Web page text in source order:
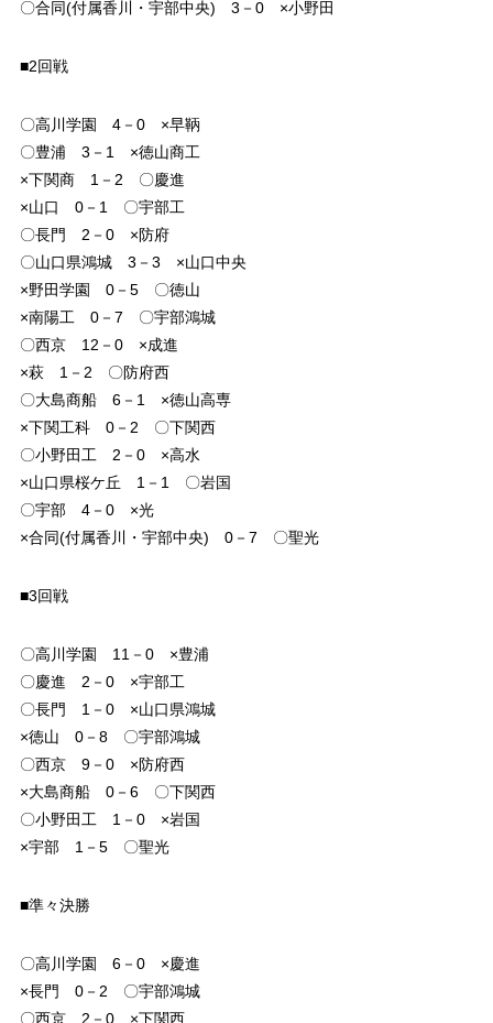
〇合同(付属香川・宇部中央) 3－0 ×小野田
■2回戦
〇高川学園 4－0 ×早鞆
〇豊浦 3－1 ×徳山商工
×下関商 1－2 〇慶進
×山口 0－1 〇宇部工
〇長門 2－0 ×防府
〇山口県鴻城 3－3 ×山口中央
×野田学園 0－5 〇徳山
×南陽工 0－7 〇宇部鴻城
〇西京 12－0 ×成進
×萩 1－2 〇防府西
〇大島商船 6－1 ×徳山高専
×下関工科 0－2 〇下関西
〇小野田工 2－0 ×高水
×山口県桜ケ丘 1－1 〇岩国
〇宇部 4－0 ×光
×合同(付属香川・宇部中央) 0－7 〇聖光
■3回戦
〇高川学園 11－0 ×豊浦
〇慶進 2－0 ×宇部工
〇長門 1－0 ×山口県鴻城
×徳山 0－8 〇宇部鴻城
〇西京 9－0 ×防府西
×大島商船 0－6 〇下関西
〇小野田工 1－0 ×岩国
×宇部 1－5 〇聖光
■準々決勝
〇高川学園 6－0 ×慶進
×長門 0－2 〇宇部鴻城
〇西京 2－0 ×下関西